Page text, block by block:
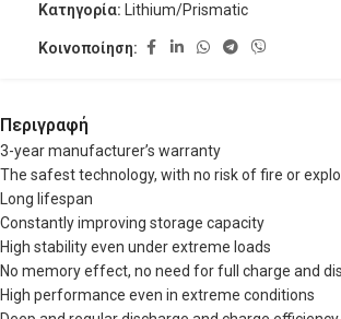
Κατηγορία:
Lithium/Prismatic
Κοινοποίηση:
Περιγραφή
3-year manufacturer’s warranty
The safest technology, with no risk of fire or
Long lifespan
Constantly improving storage capacity
High stability even under extreme loads
No memory effect, no need for full charge and
High performance even in extreme conditions